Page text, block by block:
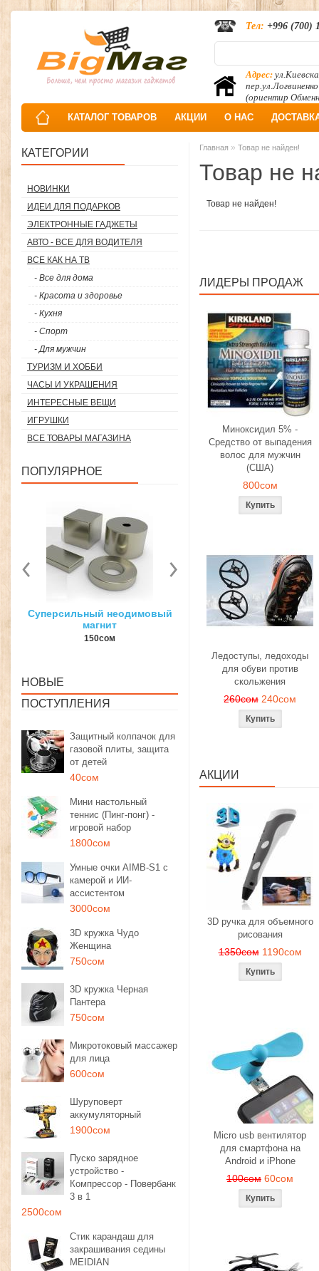
Адрес:
пер.ул.Логвиненко
(ориентир
Тел: +996 (700)
КАТАЛОГ ТОВАРОВ АКЦИИ О НАС
КАТЕГОРИИ
НОВИНКИ
ИДЕИ ДЛЯ ПОДАРКОВ
ЭЛЕКТРОННЫЕ ГАДЖЕТЫ
АВТО - ВСЕ ДЛЯ ВОДИТЕЛЯ
ВСЕ КАК НА ТВ
- Все для дома
- Красота и здоровье
- Кухня
- Спорт
- Для мужчин
ТУРИЗМ И ХОББИ
ЧАСЫ И УКРАШЕНИЯ
ИНТЕРЕСНЫЕ ВЕЩИ
ИГРУШКИ
ВСЕ ТОВАРЫ МАГАЗИНА
ПОПУЛЯРНОЕ
3D ручка для объемного
рисования
1350сом 1190сом
Загуститель волос
27гр
НОВЫЕ
ПОСТУПЛЕНИЯ
Защитный колпачок для
газовой плиты, защита
от детей
40сом
Мини настольный
теннис (Пинг-понг) -
игровой набор
1800сом
Умные очки AIMB-S1 с
камерой и ИИ-
ассистентом
3000сом
3D кружка Чудо
Женщина
750сом
3D кружка Черная
Пантера
750сом
Микротоковый массажер
для лица
600сом
Шуруповерт
аккумуляторный
1900сом
Пуско зарядное
устройство -
Компрессор - Повербанк
3 в 1
2500сом
Стик карандаш для
закрашивания седины
MEIDIAN
Главная » Товар не найден!
Товар не
Товар не найден!
ЛИДЕРЫ ПРОДАЖ
Миноксидил 5% -
Средство от выпадения
волос для мужчин
(США)
800сом
Ледоступы, ледоходы
для обуви против
скольжения
260сом 240сом
АКЦИИ
3D ручка для объемного
рисования
1350сом 1190сом
Micro usb вентилятор
для смартфона на
Android и iPhone
100сом 60сом